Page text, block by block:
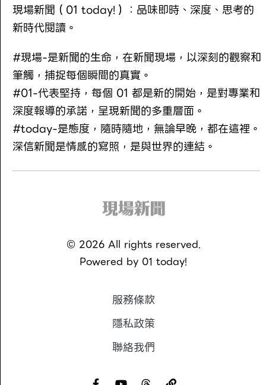
現場新聞（01 today!）：品味即時、深度、思考的
新時代閱讀。
#現場-是新聞的生命，在新聞現場，以深刻的觀察和
筆觸，捕捉每個瞬間的真實。
#01-代表堅持，每個 01 都是新的開始，是對專業和
深度報導的承諾，呈現新聞的多重層面。
#today-是態度，隨時隨地，無論早晚，都在這裡。
深信新聞是情感的寫照，是與世界的連結。
© 2026All rights reserved.
Powered by 01 today!
服務條款
隱私政策
聯絡我們